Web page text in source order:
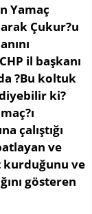
Yamaç
Çukur?u
il başkanı
?Bu koltuk
ki?
çalıştığı
ve
kurduğunu ve
gösteren